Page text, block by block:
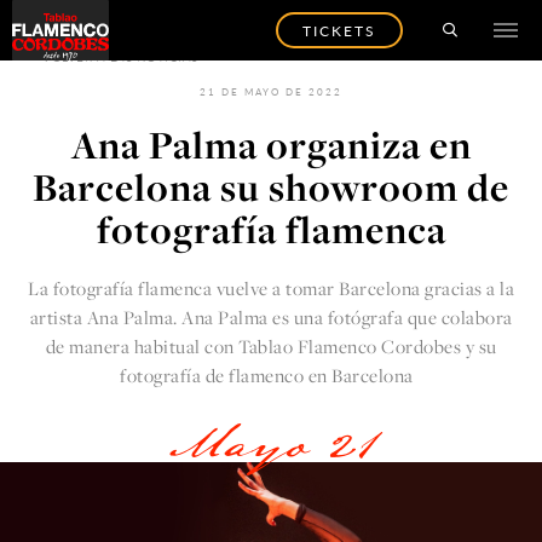
TICKETS
VOLVER A LAS NOTICIAS
21 DE MAYO DE 2022
Ana Palma organiza en
Barcelona su showroom de
fotografía flamenca
La fotografía flamenca vuelve a tomar Barcelona gracias a la
artistaAna Palma. Ana Palma es una fotógrafa que colabora
de manera habitual conTablao Flamenco Cordobesy su
fotografía de flamenco en Barcelona
Mayo 21